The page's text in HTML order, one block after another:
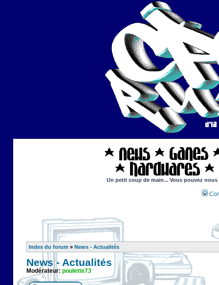
Un petit coup de main... Vous pouvez
Index du forum » News - Actualités
News - Actualités
Modérateur: poulette73